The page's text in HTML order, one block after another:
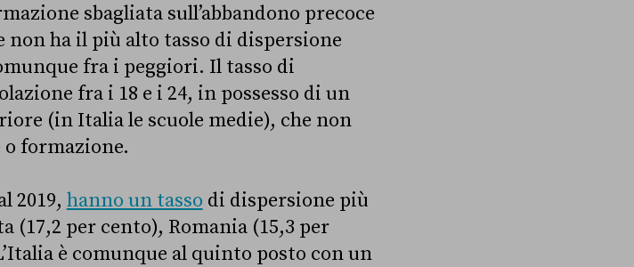
sbagliata sull’abbandono precoce
non ha il più alto tasso di dispersione
fra i peggiori. Il tasso di
fra i 18 e i 24, in possesso di un
(in Italia le scuole medie), che non
formazione.
2019, hanno un tasso di dispersione più
(17,2 per cento), Romania (15,3 per
è comunque al quinto posto con un